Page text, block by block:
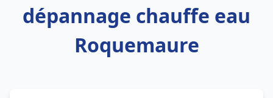
dépannage chauffe eau
Roquemaure